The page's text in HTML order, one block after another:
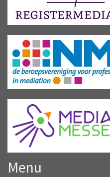
Menu